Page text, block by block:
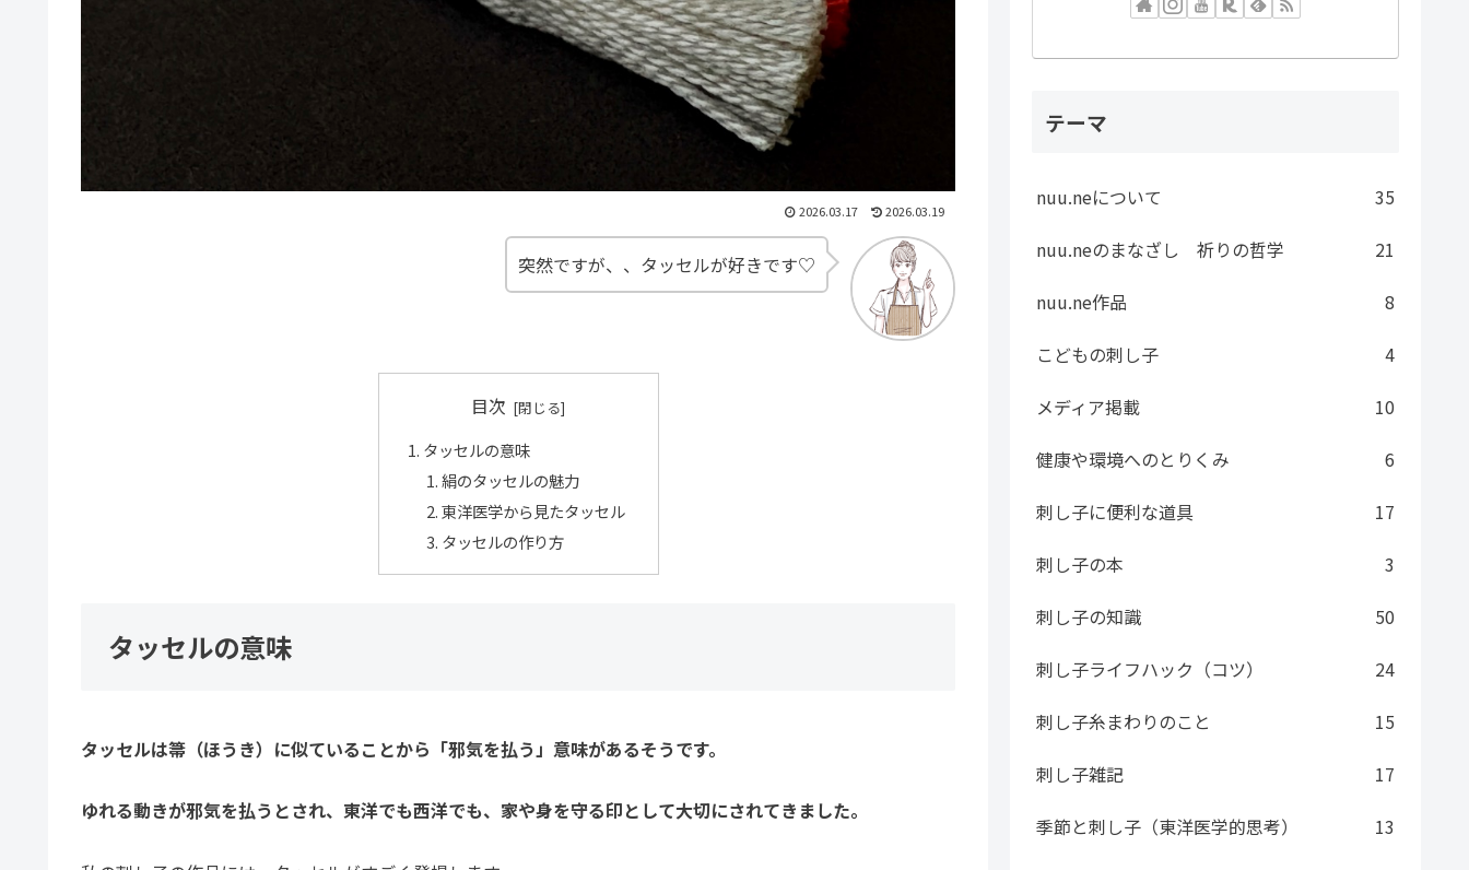
2026.03.17 2026.03.19
突然ですが、、タッセルが好きです♡
目次
タッセルの意味
絹のタッセルの魅力
東洋医学から見たタッセル
タッセルの作り方
タッセルの意味
タッセルは箒（ほうき）に似ていることから「邪気を払う」意味があるそうです。
ゆれる動きが邪気を払うとされ、東洋でも西洋でも、家や身を守る印として大切にされてきました。
テーマ
nuu.neについて
35
nuu.neのまなざし 祈りの哲学
21
nuu.ne作品
8
こどもの刺し子
4
メディア掲載
10
健康や環境へのとりくみ
6
刺し子に便利な道具
17
刺し子の本
3
刺し子の知識
50
刺し子ライフハック（コツ）
24
刺し子糸まわりのこと
15
刺し子雑記
17
季節と刺し子（東洋医学的思考）
13